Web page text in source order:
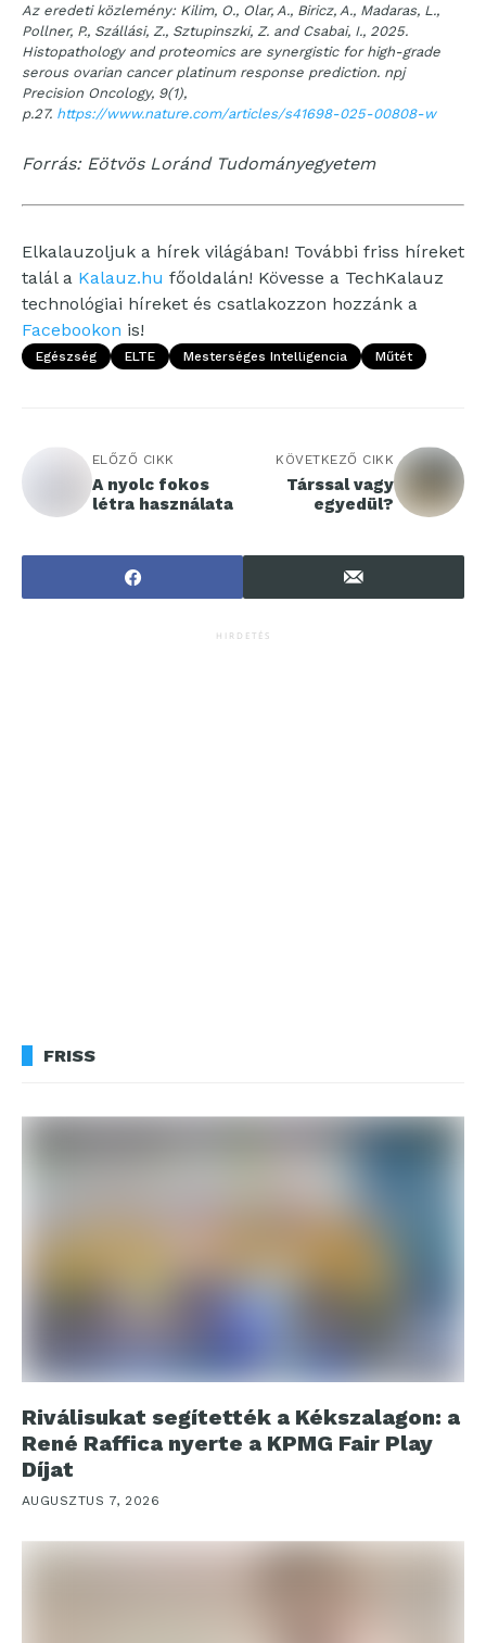
Az eredeti közlemény: Kilim, O., Olar, A., Biricz, A., Madaras, L.,
Pollner, P., Szállási, Z., Sztupinszki, Z. and Csabai, I., 2025.
Histopathology and proteomics are synergistic for high-grade
serous ovarian cancer platinum response prediction. npj
Precision Oncology, 9(1),
p.27. https://www.nature.com/articles/s41698-025-00808-w
Forrás: Eötvös Loránd Tudományegyetem
Elkalauzoljuk a hírek világában! További friss híreket
talál a Kalauz.hu főoldalán! Kövesse a TechKalauz
technológiai híreket és csatlakozzon hozzánk a
Facebookon is!
Egészség ELTE Mesterséges Intelligencia Műtét
ELŐZŐ CIKK
A nyolc fokos
létra használata
KÖVETKEZŐ CIKK
Társsal vagy
egyedül?
HIRDETÉS
FRISS
Riválisukat segítették a Kékszalagon: a
René Raffica nyerte a KPMG Fair Play
Díjat
AUGUSZTUS 7, 2026